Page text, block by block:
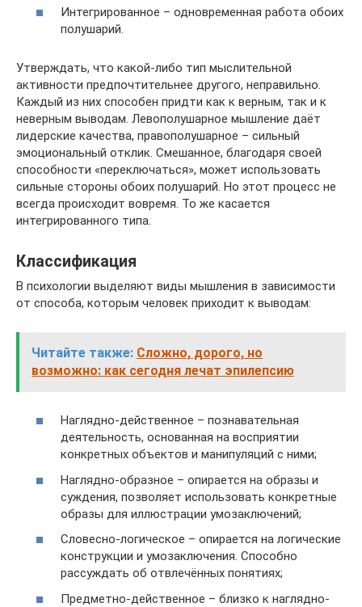
Интегрированное – одновременная работа обоих
полушарий.
Утверждать, что какой-либо тип мыслительной
активности предпочтительнее другого, неправильно.
Каждый из них способен придти как к верным, так и к
неверным выводам. Левополушарное мышление даёт
лидерские качества, правополушарное – сильный
эмоциональный отклик. Смешанное, благодаря своей
способности «переключаться», может использовать
сильные стороны обоих полушарий. Но этот процесс не
всегда происходит вовремя. То же касается
интегрированного типа.
Классификация
В психологии выделяют виды мышления в зависимости
от способа, которым человек приходит к выводам:
Читайте также: Сложно, дорого, но
возможно: как сегодня лечат эпилепсию
Наглядно-действенное – познавательная
деятельность, основанная на восприятии
конкретных объектов и манипуляций с ними;
Наглядно-образное – опирается на образы и
суждения, позволяет использовать конкретные
образы для иллюстрации умозаключений;
Словесно-логическое – опирается на логические
конструкции и умозаключения. Способно
рассуждать об отвлечённых понятиях;
Предметно-действенное – близко к наглядно-